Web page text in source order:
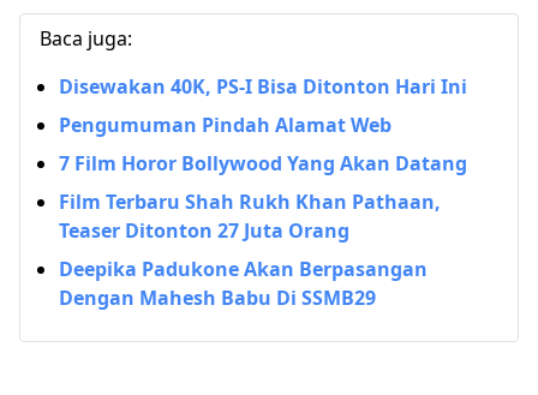
Baca juga:
Disewakan 40K, PS-I Bisa Ditonton Hari Ini
Pengumuman Pindah Alamat Web
7 Film Horor Bollywood Yang Akan Datang
Film Terbaru Shah Rukh Khan Pathaan,
Teaser Ditonton 27 Juta Orang
Deepika Padukone Akan Berpasangan
Dengan Mahesh Babu Di SSMB29